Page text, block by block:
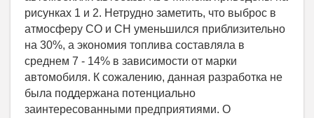
рисунках 1 и 2. Нетрудно заметить, что выброс в
атмосферу СО и СН уменьшился приблизительно
на 30%, а экономия топлива составляла в
среднем 7 - 14% в зависимости от марки
автомобиля. К сожалению, данная разработка не
была поддержана потенциально
заинтересованными предприятиями. О